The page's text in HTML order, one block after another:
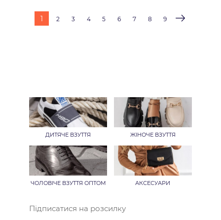
1 2 3 4 5 6 7 8 9
Підписатися на розсилку
ДИТЯЧЕ ВЗУТТЯ ЖІНОЧЕ ВЗУТТЯ
ЧОЛОВІЧЕ ВЗУТТЯ ОПТОМ АКСЕСУАРИ